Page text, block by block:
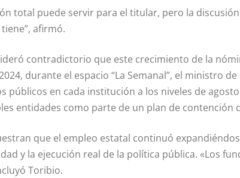
total puede servir para el titular, pero la
afirmó.
contradictorio que este crecimiento de la
durante el espacio “La Semanal”, el ministro
públicos en cada institución a los niveles de
entidades como parte de un plan de contención
que el empleo estatal continuó
y la ejecución real de la política pública. «Los
Toribio.